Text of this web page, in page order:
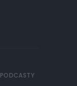
PODCASTY